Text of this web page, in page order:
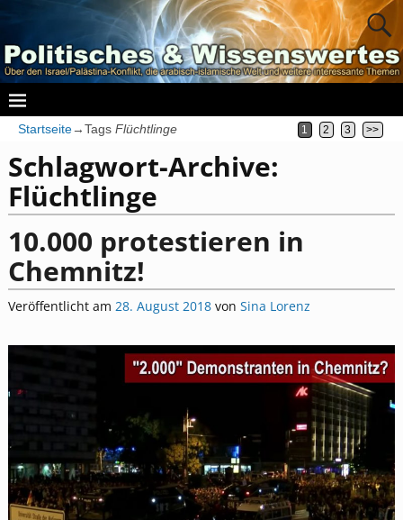
Startseite→Tags Flüchtlinge 1 2 3 >>
Schlagwort-Archive:
Flüchtlinge
10.000 protestieren in
Chemnitz!
Veröffentlicht am 28. August 2018 von Sina Lorenz